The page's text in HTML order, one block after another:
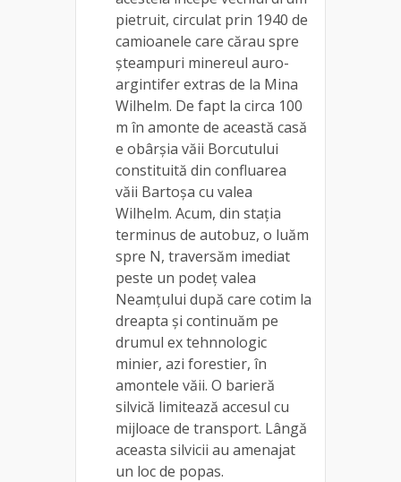
pietruit, circulat prin 1940 de
camioanele care cărau spre
șteampuri minereul auro-
argintifer extras de la Mina
Wilhelm. De fapt la circa 100
m în amonte de această casă
e obârșia văii Borcutului
constituită din confluarea
văii Bartoșa cu valea
Wilhelm. Acum, din stația
terminus de autobuz, o luăm
spre N, traversăm imediat
peste un podeț valea
Neamțului după care cotim la
dreapta și continuăm pe
drumul ex tehnnologic
minier, azi forestier, în
amontele văii. O barieră
silvică limitează accesul cu
mijloace de transport. Lângă
aceasta silvicii au amenajat
un loc de popas.